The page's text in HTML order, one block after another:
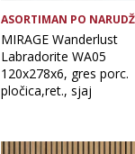
ASORTIMAN PO
MIRAGE Wanderlust
Labradorite WA05
120x278x6, gres porc.
pločica,ret., sjaj